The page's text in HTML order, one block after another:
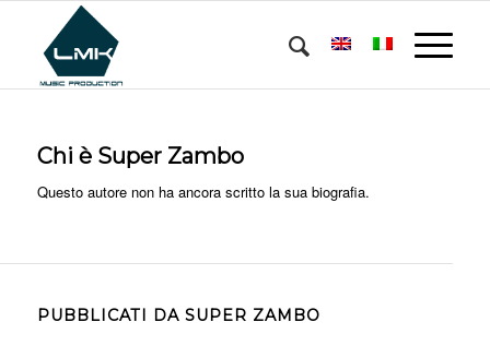
Chi è Super Zambo
Questo autore non ha ancora scritto la sua biografia.
PUBBLICATI DA SUPER ZAMBO